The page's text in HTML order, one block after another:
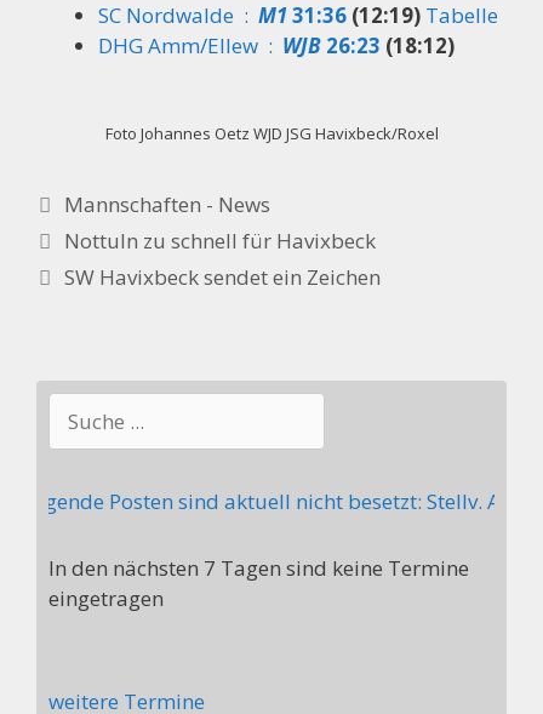
SC Nordwalde : M131:36 (12:19) Tabelle
DHG Amm/Ellew : WJB 26:23 (18:12)
Foto Johannes Oetz WJD JSG Havixbeck/Roxel
Kategorien
Mannschaften - News
Nottuln zu schnell für Havixbeck
SW Havixbeck sendet ein Zeichen
Suchen
Posten sind aktuell nicht besetzt: Stellv.
In den nächsten 7 Tagen sind keine Termine
eingetragen
weitere Termine